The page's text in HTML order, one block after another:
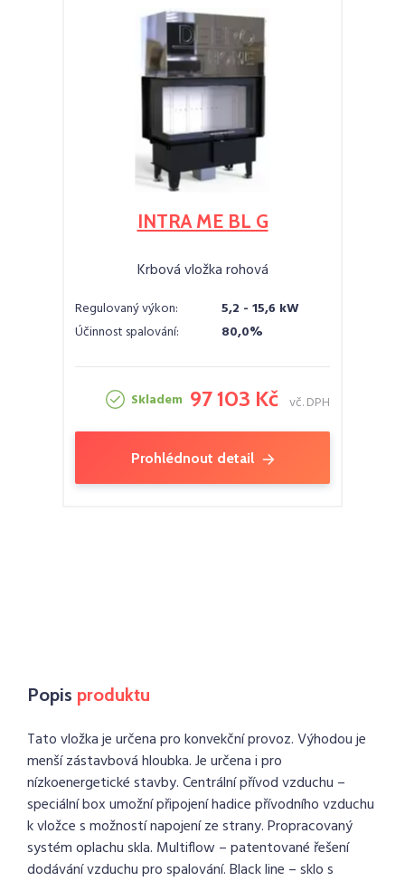
INTRA ME BL G
Krbová vložka rohová
Regulovaný výkon:
5,2 - 15,6 kW
Účinnost spalování:
80,0%
Skladem 97 103 Kč vč. DPH
Prohlédnout detail
Popis produktu
Tato vložka je určena pro konvekční provoz. Výhodou je
menší zástavbová hloubka. Je určena i pro
nízkoenergetické stavby. Centrální přívod vzduchu –
speciální box umožní připojení hadice přívodního vzduchu
k vložce s možností napojení ze strany. Propracovaný
systém oplachu skla. Multiflow – patentované řešení
dodávání vzduchu pro spalování. Black line – sklo s